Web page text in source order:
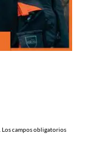
Los campos obligatorios